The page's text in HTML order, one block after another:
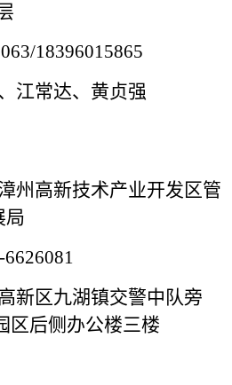
18396015865
江常达、 黄贞强
州高新技术产业开发区管
局
6626081
新区九湖镇交警中队旁
区后侧办公楼三楼